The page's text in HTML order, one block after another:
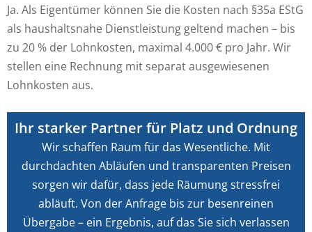
Ja. Als Eigentümer können Sie die Kosten nach §35a EStG
als haushaltsnahe Dienstleistung geltend machen – bis
zu 20 % der Lohnkosten, maximal 4.000 € pro Jahr. Wir
stellen eine Rechnung mit separat ausgewiesenen
Lohnkosten aus.
Ihr starker Partner für Platz und Ordnung
Wir schaffen Raum für das Wesentliche. Mit
durchdachten Abläufen und transparenten Preisen
sorgen wir dafür, dass jede Räumung stressfrei
abläuft. Von der Anfrage bis zur besenreinen
Übergabe – ein Ergebnis, auf das Sie sich verlassen